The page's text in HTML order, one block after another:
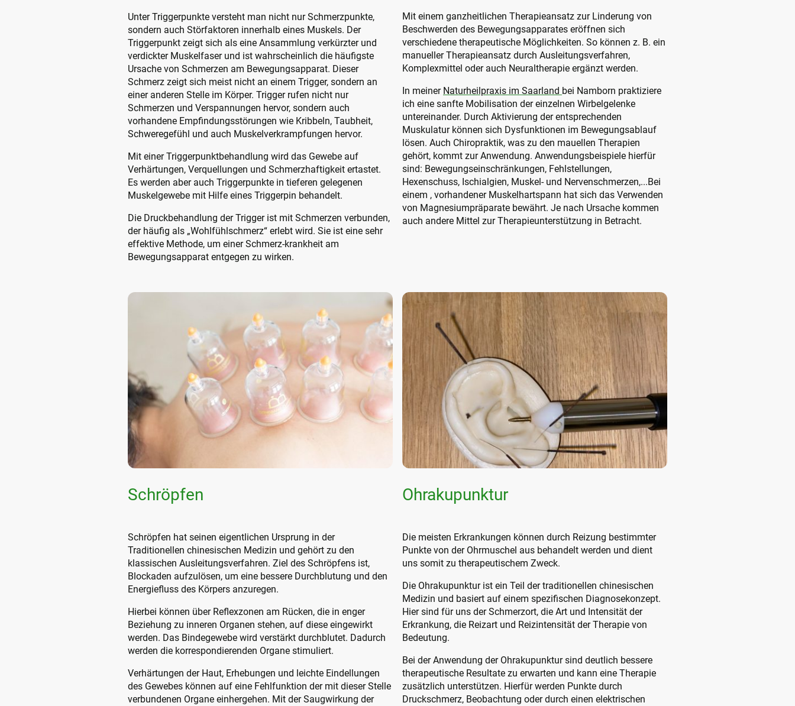
Unter Triggerpunkte versteht man nicht nur Schmerzpunkte,
sondern auch Störfaktoren innerhalb eines Muskels. Der
Triggerpunkt zeigt sich als eine Ansammlung verkürzter und
verdickter Muskelfaser und ist wahrscheinlich die häufigste
Ursache von Schmerzen am Bewegungsapparat. Dieser
Schmerz zeigt sich meist nicht an einem Trigger, sondern an
einer anderen Stelle im Körper. Trigger rufen nicht nur
Schmerzen und Verspannungen hervor, sondern auch
vorhandene Empfindungsstörungen wie Kribbeln, Taubheit,
Schweregefühl und auch Muskelverkrampfungen hervor.
Mit einer Triggerpunktbehandlung wird das Gewebe auf
Verhärtungen, Verquellungen und Schmerzhaftigkeit ertastet.
Es werden aber auch Triggerpunkte in tieferen gelegenen
Muskelgewebe mit Hilfe eines Triggerpin behandelt.
Die Druckbehandlung der Trigger ist mit Schmerzen verbunden,
der häufig als „Wohlfühlschmerz“ erlebt wird. Sie ist eine sehr
effektive Methode, um einer Schmerz-krankheit am
Bewegungsapparat entgegen zu wirken.
Mit einem ganzheitlichen Therapieansatz zur Linderung von
Beschwerden des Bewegungsapparates eröffnen sich
verschiedene therapeutische Möglichkeiten. So können z. B. ein
manueller Therapieansatz durch Ausleitungsverfahren,
Komplexmittel oder auch Neuraltherapie ergänzt werden.
In meiner Naturheilpraxis im Saarland bei Namborn praktiziere
ich eine sanfte Mobilisation der einzelnen Wirbelgelenke
untereinander. Durch Aktivierung der entsprechenden
Muskulatur können sich Dysfunktionen im Bewegungsablauf
lösen. Auch Chiropraktik, was zu den mauellen Therapien
gehört, kommt zur Anwendung. Anwendungsbeispiele hierfür
sind: Bewegungseinschränkungen, Fehlstellungen,
Hexenschuss, Ischialgien, Muskel- und Nervenschmerzen,...Bei
einem , vorhandener Muskelhartspann hat sich das Verwenden
von Magnesiumpräparate bewährt. Je nach Ursache kommen
auch andere Mittel zur Therapieunterstützung in Betracht.
Schröpfen
Schröpfen hat seinen eigentlichen Ursprung in der
Traditionellen chinesischen Medizin und gehört zu den
klassischen Ausleitungsverfahren. Ziel des Schröpfens ist,
Blockaden aufzulösen, um eine bessere Durchblutung und den
Energiefluss des Körpers anzuregen.
Hierbei können über Reflexzonen am Rücken, die in enger
Beziehung zu inneren Organen stehen, auf diese eingewirkt
werden. Das Bindegewebe wird verstärkt durchblutet. Dadurch
werden die korrespondierenden Organe stimuliert.
Verhärtungen der Haut, Erhebungen und leichte Eindellungen
des Gewebes können auf eine Fehlfunktion der mit dieser Stelle
verbundenen Organe einhergehen. Mit der Saugwirkung der
Ohrakupunktur
Die meisten Erkrankungen können durch Reizung bestimmter
Punkte von der Ohrmuschel aus behandelt werden und dient
uns somit zu therapeutischem Zweck.
Die Ohrakupunktur ist ein Teil der traditionellen chinesischen
Medizin und basiert auf einem spezifischen Diagnosekonzept.
Hier sind für uns der Schmerzort, die Art und Intensität der
Erkrankung, die Reizart und Reizintensität der Therapie von
Bedeutung.
Bei der Anwendung der Ohrakupunktur sind deutlich bessere
therapeutische Resultate zu erwarten und kann eine Therapie
zusätzlich unterstützen. Hierfür werden Punkte durch
Druckschmerz, Beobachtung oder durch einen elektrischen